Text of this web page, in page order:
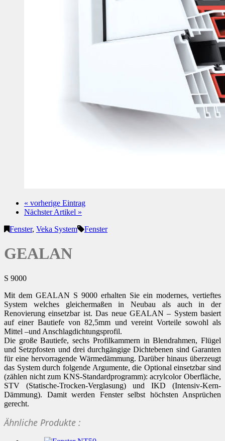
« vorherige Eintrag
Nächster Artikel »
Fenster, Veka System Fenster
GEALAN
S 9000
Mit dem GEALAN S 9000 erhalten Sie ein modernes, vertieftes
System welches gleichermaßen in Neubau als auch in der
Renovierung einsetzbar ist. Das neue GEALAN – System basiert
auf einer Bautiefe von 82,5mm und vereint Vorteile sowohl als
Mittel –und Anschlagdichtungsprofil.
Die große Bautiefe, sechs Profilkammern in Blendrahmen, Flügel
und Setzpfosten und drei durchgängige Dichtebenen sind Garanten
für eine hervorragende Wärmedämmung. Darüber hinaus überzeugt
das System durch folgende Argumente, die Optional einsetzbar sind
(zählen nicht zum KNS-Standardprogramm): acrylcolor Oberfläche,
STV (Statische-Trocken-Verglasung) und IKD (Intensiv-Kern-
Dämmung). Damit werden Fenster selbst höchsten Ansprüchen
gerecht.
Ähnliche Produkte :